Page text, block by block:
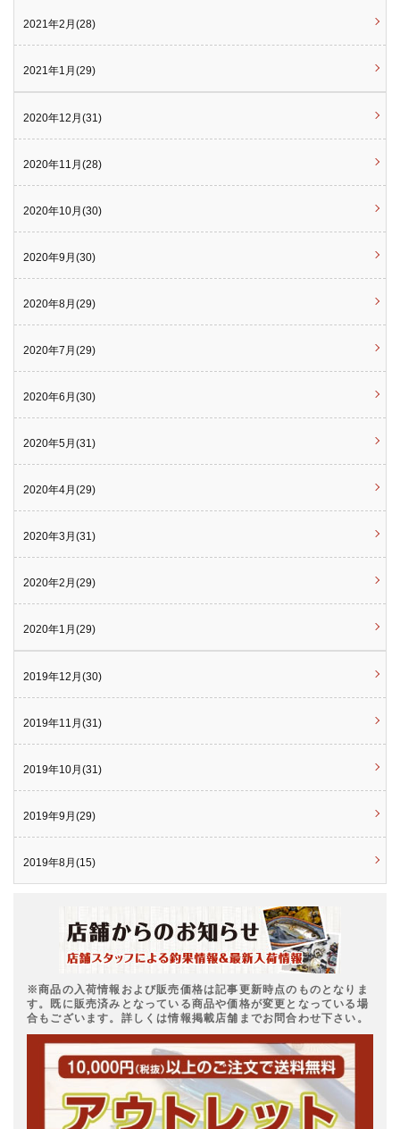
2021年2月(28)
2021年1月(29)
2020年12月(31)
2020年11月(28)
2020年10月(30)
2020年9月(30)
2020年8月(29)
2020年7月(29)
2020年6月(30)
2020年5月(31)
2020年4月(29)
2020年3月(31)
2020年2月(29)
2020年1月(29)
2019年12月(30)
2019年11月(31)
2019年10月(31)
2019年9月(29)
2019年8月(15)
※商品の入荷情報および販売価格は記事更新時点のものとなりま
す。既に販売済みとなっている商品や価格が変更となっている場
合もございます。詳しくは情報掲載店舗までお問合わせ下さい。